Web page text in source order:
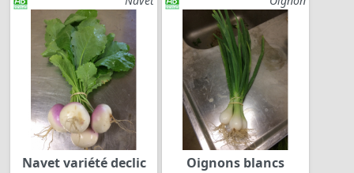
Navet variété declic Oignons blancs